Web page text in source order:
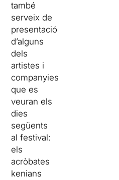
també
serveix de
presentació
d’alguns
dels
artistes i
companyies
que es
veuran els
dies
següents
al festival:
els
acròbates
kenians